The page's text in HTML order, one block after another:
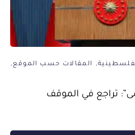
المقالات حسب الموقع
تراجع في الموقف